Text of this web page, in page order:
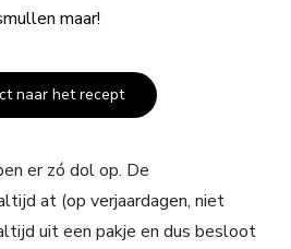
maar!
naar het recept
er zó dol op. De
at (op verjaardagen, niet
uit een pakje en dus besloot